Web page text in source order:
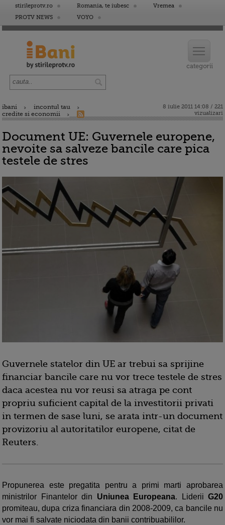
stirileprotv.ro Romania, te iubesc
Vremea
PROTV NEWS
VOYO
ibani
incontul tau
credite si economii
8 iulie 2011 14:08 / 221
vizualizari
Document UE: Guvernele europene,
nevoite sa salveze bancile care pica
testele de stres
Guvernele statelor din UE ar trebui sa sprijine
financiar bancile care nu vor trece testele de stres
daca acestea nu vor reusi sa atraga pe cont
propriu suficient capital de la investitorii privati
in termen de sase luni, se arata intr-un document
provizoriu al autoritatilor europene, citat de
Reuters.
Propunerea este pregatita pentru a primi marti aprobarea
ministrilor Finantelor din Uniunea Europeana. Liderii G20
promiteau, dupa criza financiara din 2008-2009, ca bancile nu
vor mai fi salvate niciodata din banii contribuabililor.